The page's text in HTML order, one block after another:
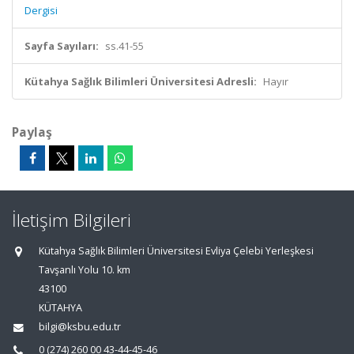
Dergisi
Sayfa Sayıları: ss.41-55
Kütahya Sağlık Bilimleri Üniversitesi Adresli: Hayır
Paylaş
İletişim Bilgileri
Kütahya Sağlık Bilimleri Üniversitesi Evliya Çelebi Yerleşkesi
Tavşanlı Yolu 10. km
43100
KÜTAHYA
bilgi@ksbu.edu.tr
0 (274) 260 00 43-44-45-46